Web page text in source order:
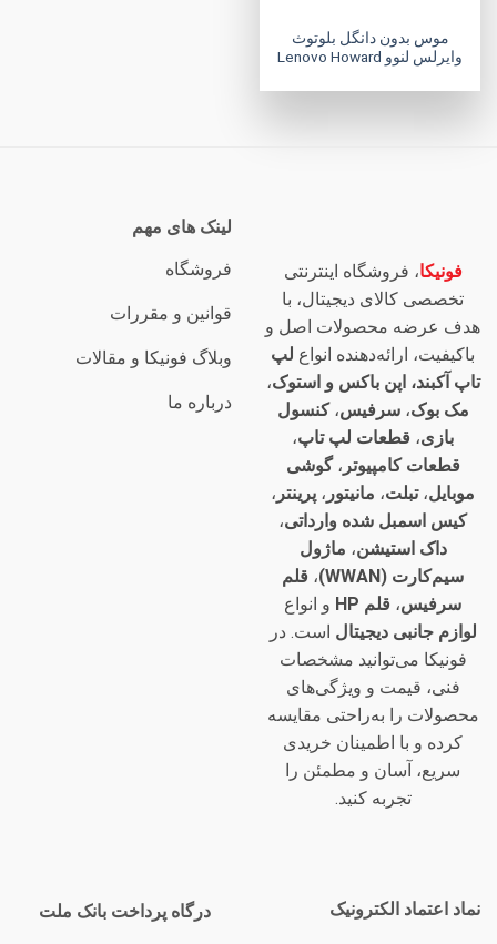
موس بدون دانگل بلوتوث
وایرلس لنوو Lenovo Howard
فونیکا، فروشگاه اینترنتی
تخصصی کالای دیجیتال، با
هدف عرضه محصولات اصل و
باکیفیت، ارائه‌دهنده انواع لپ
تاپ آکبند، اپن باکس و استوک،
مک بوک،سرفیس،کنسول
بازی، قطعات لپ تاپ،
قطعات کامپیوتر ،گوشی
موبایل،تبلت، مانیتور ، پرینتر ،
کیس اسمبل شده وارداتی،
داک استیشن، ماژول
سیم‌کارت (WWAN)
، قلم
سرفیس، قلم HP
و انواع
لوازم جانبی دیجیتال است. در
فونیکا می‌توانید مشخصات
فنی، قیمت و ویژگی‌های
محصولات را به‌راحتی مقایسه
کرده و با اطمینان خریدی
سریع، آسان و مطمئن را
تجربه کنید.
لینک های مهم
فروشگاه
قوانین و مقررات
وبلاگ فونیکا و مقالات
درباره ما
نماد اعتماد الکترونیک درگاه پرداخت بانک ملت